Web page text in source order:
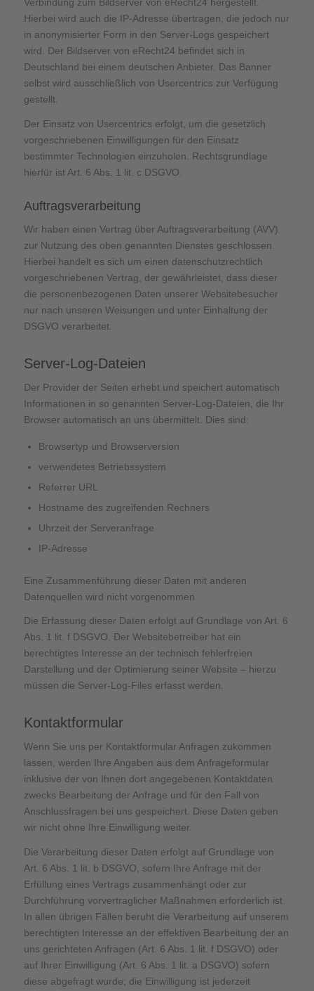
Hierbei wird auch die IP-Adresse übertragen, die jedoch nur
in anonymisierter Form in den Server-Logs gespeichert
wird. Der Bildserver von eRecht24 befindet sich in
Deutschland bei einem deutschen Anbieter. Das Banner
selbst wird ausschließlich von Usercentrics zur Verfügung
gestellt.
Der Einsatz von Usercentrics erfolgt, um die gesetzlich
vorgeschriebenen Einwilligungen für den Einsatz
bestimmter Technologien einzuholen. Rechtsgrundlage
hierfür ist Art. 6 Abs. 1 lit. c DSGVO.
Auftragsverarbeitung
Wir haben einen Vertrag über Auftragsverarbeitung (AVV)
zur Nutzung des oben genannten Dienstes geschlossen.
Hierbei handelt es sich um einen datenschutzrechtlich
vorgeschriebenen Vertrag, der gewährleistet, dass dieser
die personenbezogenen Daten unserer Websitebesucher
nur nach unseren Weisungen und unter Einhaltung der
DSGVO verarbeitet.
Server-Log-Dateien
Der Provider der Seiten erhebt und speichert automatisch
Informationen in so genannten Server-Log-Dateien, die Ihr
Browser automatisch an uns übermittelt. Dies sind:
Browsertyp und Browserversion
verwendetes Betriebssystem
Referrer URL
Hostname des zugreifenden Rechners
Uhrzeit der Serveranfrage
IP-Adresse
Eine Zusammenführung dieser Daten mit anderen
Datenquellen wird nicht vorgenommen.
Die Erfassung dieser Daten erfolgt auf Grundlage von Art. 6
Abs. 1 lit. f DSGVO. Der Websitebetreiber hat ein
berechtigtes Interesse an der technisch fehlerfreien
Darstellung und der Optimierung seiner Website – hierzu
müssen die Server-Log-Files erfasst werden.
Kontaktformular
Wenn Sie uns per Kontaktformular Anfragen zukommen
lassen, werden Ihre Angaben aus dem Anfrageformular
inklusive der von Ihnen dort angegebenen Kontaktdaten
zwecks Bearbeitung der Anfrage und für den Fall von
Anschlussfragen bei uns gespeichert. Diese Daten geben
wir nicht ohne Ihre Einwilligung weiter.
Die Verarbeitung dieser Daten erfolgt auf Grundlage von
Art. 6 Abs. 1 lit. b DSGVO, sofern Ihre Anfrage mit der
Erfüllung eines Vertrags zusammenhängt oder zur
Durchführung vorvertraglicher Maßnahmen erforderlich ist.
In allen übrigen Fällen beruht die Verarbeitung auf unserem
berechtigten Interesse an der effektiven Bearbeitung der an
uns gerichteten Anfragen (Art. 6 Abs. 1 lit. f DSGVO) oder
auf Ihrer Einwilligung (Art. 6 Abs. 1 lit. a DSGVO) sofern
diese abgefragt wurde; die Einwilligung ist jederzeit